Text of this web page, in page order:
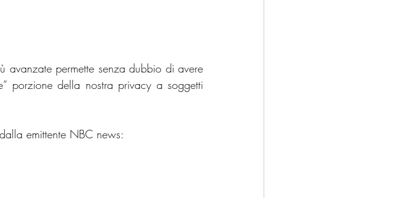
avanzate permette senza dubbio di avere
porzione della nostra privacy a soggetti
emittente NBC news: